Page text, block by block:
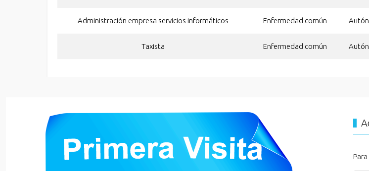
Administración empresa servicios informáticos Enfermedad común
Taxista Enfermedad común